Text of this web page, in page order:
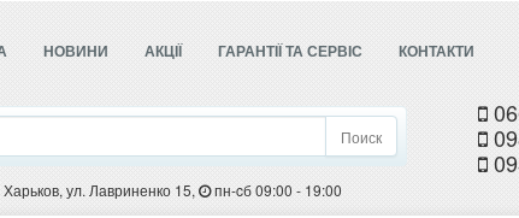
НОВИНИ АКЦІЇ ГАРАНТІЇ ТА СЕРВІС КОНТАКТИ
Поиск
Харьков, ул. Лавриненко 15, пн-cб 09:00 - 19:00